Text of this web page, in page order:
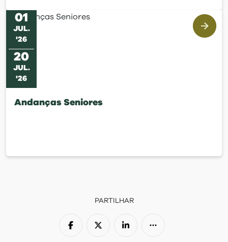
01
JUL.
'26
20
JUL.
'26
Andanças Seniores
PARTILHAR